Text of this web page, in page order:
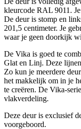
kleurcode RAL 9011.
De deur is stomp en
201,5 centimeter. Je
waar je geen doorkijk
De Vika is goed te
Glat en Linj. Deze
Zo kun je meerdere
het makkelijk om in je
te creëren. De Vika-
vlakverdeling.
Deze deur is exclusief
voorgeboord.